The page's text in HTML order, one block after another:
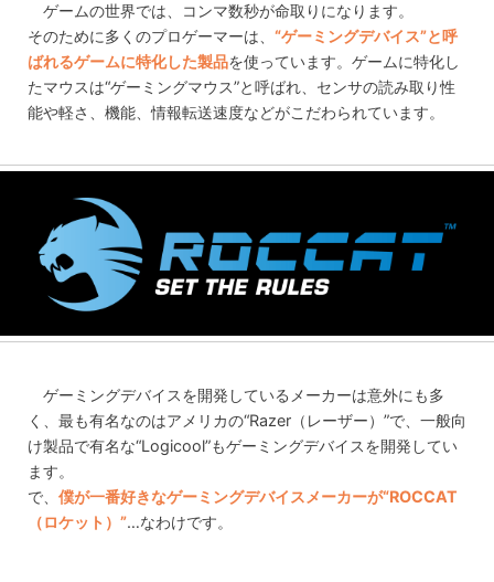
ゲームの世界では、コンマ数秒が命取りになります。
そのために多くのプロゲーマーは、 “ゲーミングデバイス”と呼
ばれるゲームに特化した製品を使っています。ゲームに特化し
たマウスは“ゲーミングマウス”と呼ばれ、センサの読み取り性
能や軽さ、機能、情報転送速度などがこだわられています。
ゲーミングデバイスを開発しているメーカーは意外にも多
く、最も有名なのはアメリカの“Razer（レーザー）”で、一般向
け製品で有名な“Logicool”もゲーミングデバイスを開発してい
ます。
で、 僕が一番好きなゲーミングデバイスメーカーが“ROCCAT
（ロケット）”…なわけです。